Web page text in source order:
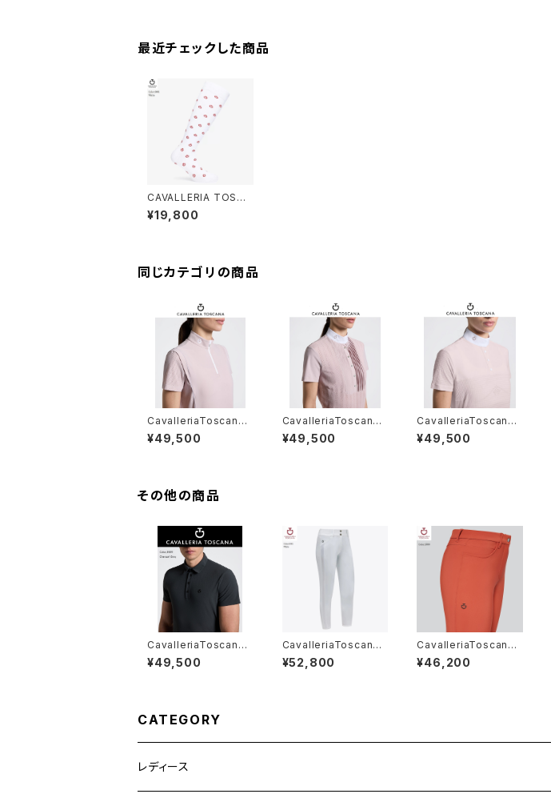
最近チェックした商品
CAVALLERIA TOSCA
NAソックスMini CT 3
Pack Socks CZN0
¥19,800
同じカテゴリの商品
CavalleriaToscana
レディスSSトレーニング
ポロ POD404 JE02
¥49,500
CavalleriaToscana
レディスSSシャツ CA
D294PA100
¥49,500
CavalleriaToscana
レディスSSシャツ CA
D299JE240
¥49,500
その他の商品
CavalleriaToscana
メンズトレーニングポロ
POU396JE155
¥49,500
CavalleriaToscana
レディース白FGキュロ
ットPAD211 JE195
¥52,800
CavalleriaToscana
レディース膝グリップキ
ュロットPADN22 AJE0
¥46,200
CATEGORY
レディース